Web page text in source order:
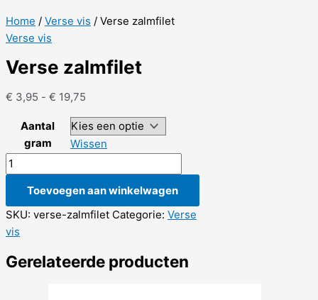
Home / Verse vis / Verse zalmfilet
Verse vis
Verse zalmfilet
€ 3,95 - € 19,75
tot
€ 19,75
Aantal
gram
Wissen
Verse
zalmfilet
aantalToevoegen aan winkelwagen
SKU: verse-zalmfilet Categorie: Verse
vis
Gerelateerde producten